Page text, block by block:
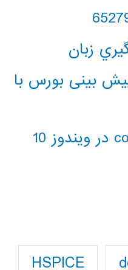
زبان
بینی بورس با
HSPICE